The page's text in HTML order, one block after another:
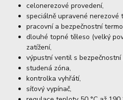
celonerezové provedení,
speciálně upravené nerezové
pracovní a bezpečnostní
dlouhé topné těleso (velký
zatížení,
výpustní ventil s bezpečnostní
studená zóna,
kontrolka vyhřátí,
síťový vypínač,